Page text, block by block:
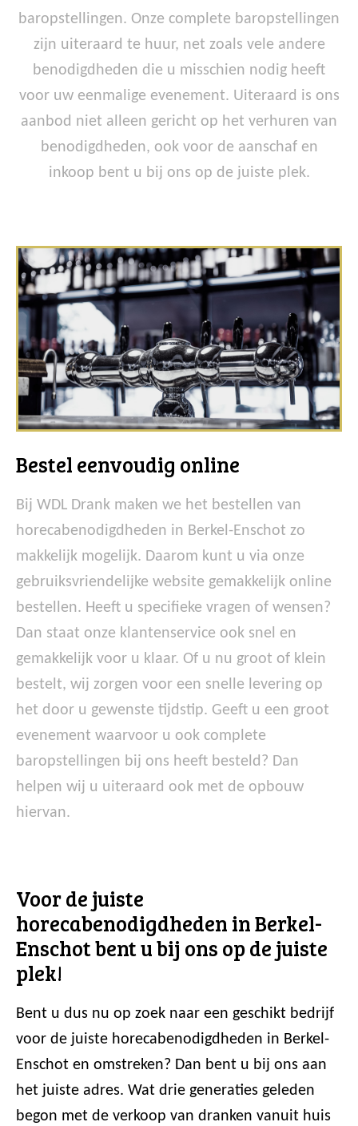
baropstellingen. Onze complete baropstellingen
zijn uiteraard te huur, net zoals vele andere
benodigdheden die u misschien nodig heeft
voor uw eenmalige evenement. Uiteraard is ons
aanbod niet alleen gericht op het verhuren van
benodigdheden, ook voor de aanschaf en
inkoop bent u bij ons op de juiste plek.
Bestel eenvoudig online
Bij WDL Drank maken we het bestellen van
horecabenodigdheden in Berkel-Enschot zo
makkelijk mogelijk. Daarom kunt u via onze
gebruiksvriendelijke website gemakkelijk online
bestellen. Heeft u specifieke vragen of wensen?
Dan staat onze klantenservice ook snel en
gemakkelijk voor u klaar. Of u nu groot of klein
bestelt, wij zorgen voor een snelle levering op
het door u gewenste tijdstip. Geeft u een groot
evenement waarvoor u ook complete
baropstellingen bij ons heeft besteld? Dan
helpen wij u uiteraard ook met de opbouw
hiervan.
Voor de juiste
horecabenodigdheden in Berkel-
Enschot bent u bij ons op de juiste
plek!
Bent u dus nu op zoek naar een geschikt bedrijf
voor de juiste horecabenodigdheden in Berkel-
Enschot en omstreken? Dan bent u bij ons aan
het juiste adres. Wat drie generaties geleden
begon met de verkoop van dranken vanuit huis